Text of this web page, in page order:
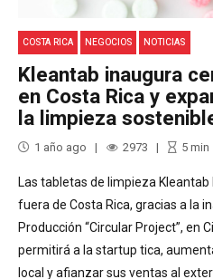
COSTA RICA NEGOCIOS NOTICIAS
Kleantab inaugura
en Costa Rica y
la limpieza
1 año ago 2973 5min
Las tabletas de limpieza
fuera de Costa Rica, gracias a la
Producción “Circular Project”, en
permitirá a la startup tica,
local y afianzar sus ventas al